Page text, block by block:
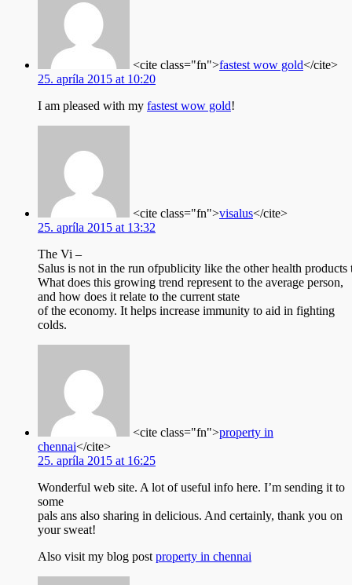
<cite class="fn">fastest wow gold</cite>
25. apríla 2015 at 10:20
I am pleased with my fastest wow gold!
<cite class="fn">visalus</cite>
25. apríla 2015 at 13:32
The Vi –
Salus is not in the run ofpublicity like the other health
What does this growing trend represent to the average person,
and how does it relate to the current state
of the economy. It helps increase immunity to aid in fighting
colds.
<cite class="fn">property in
chennai</cite>
25. apríla 2015 at 16:25
Wonderful web site. A lot of useful info here. I’m sending it to
some
pals ans also sharing in delicious. And certainly, thank you on
your sweat!
Also visit my blog postproperty in chennai